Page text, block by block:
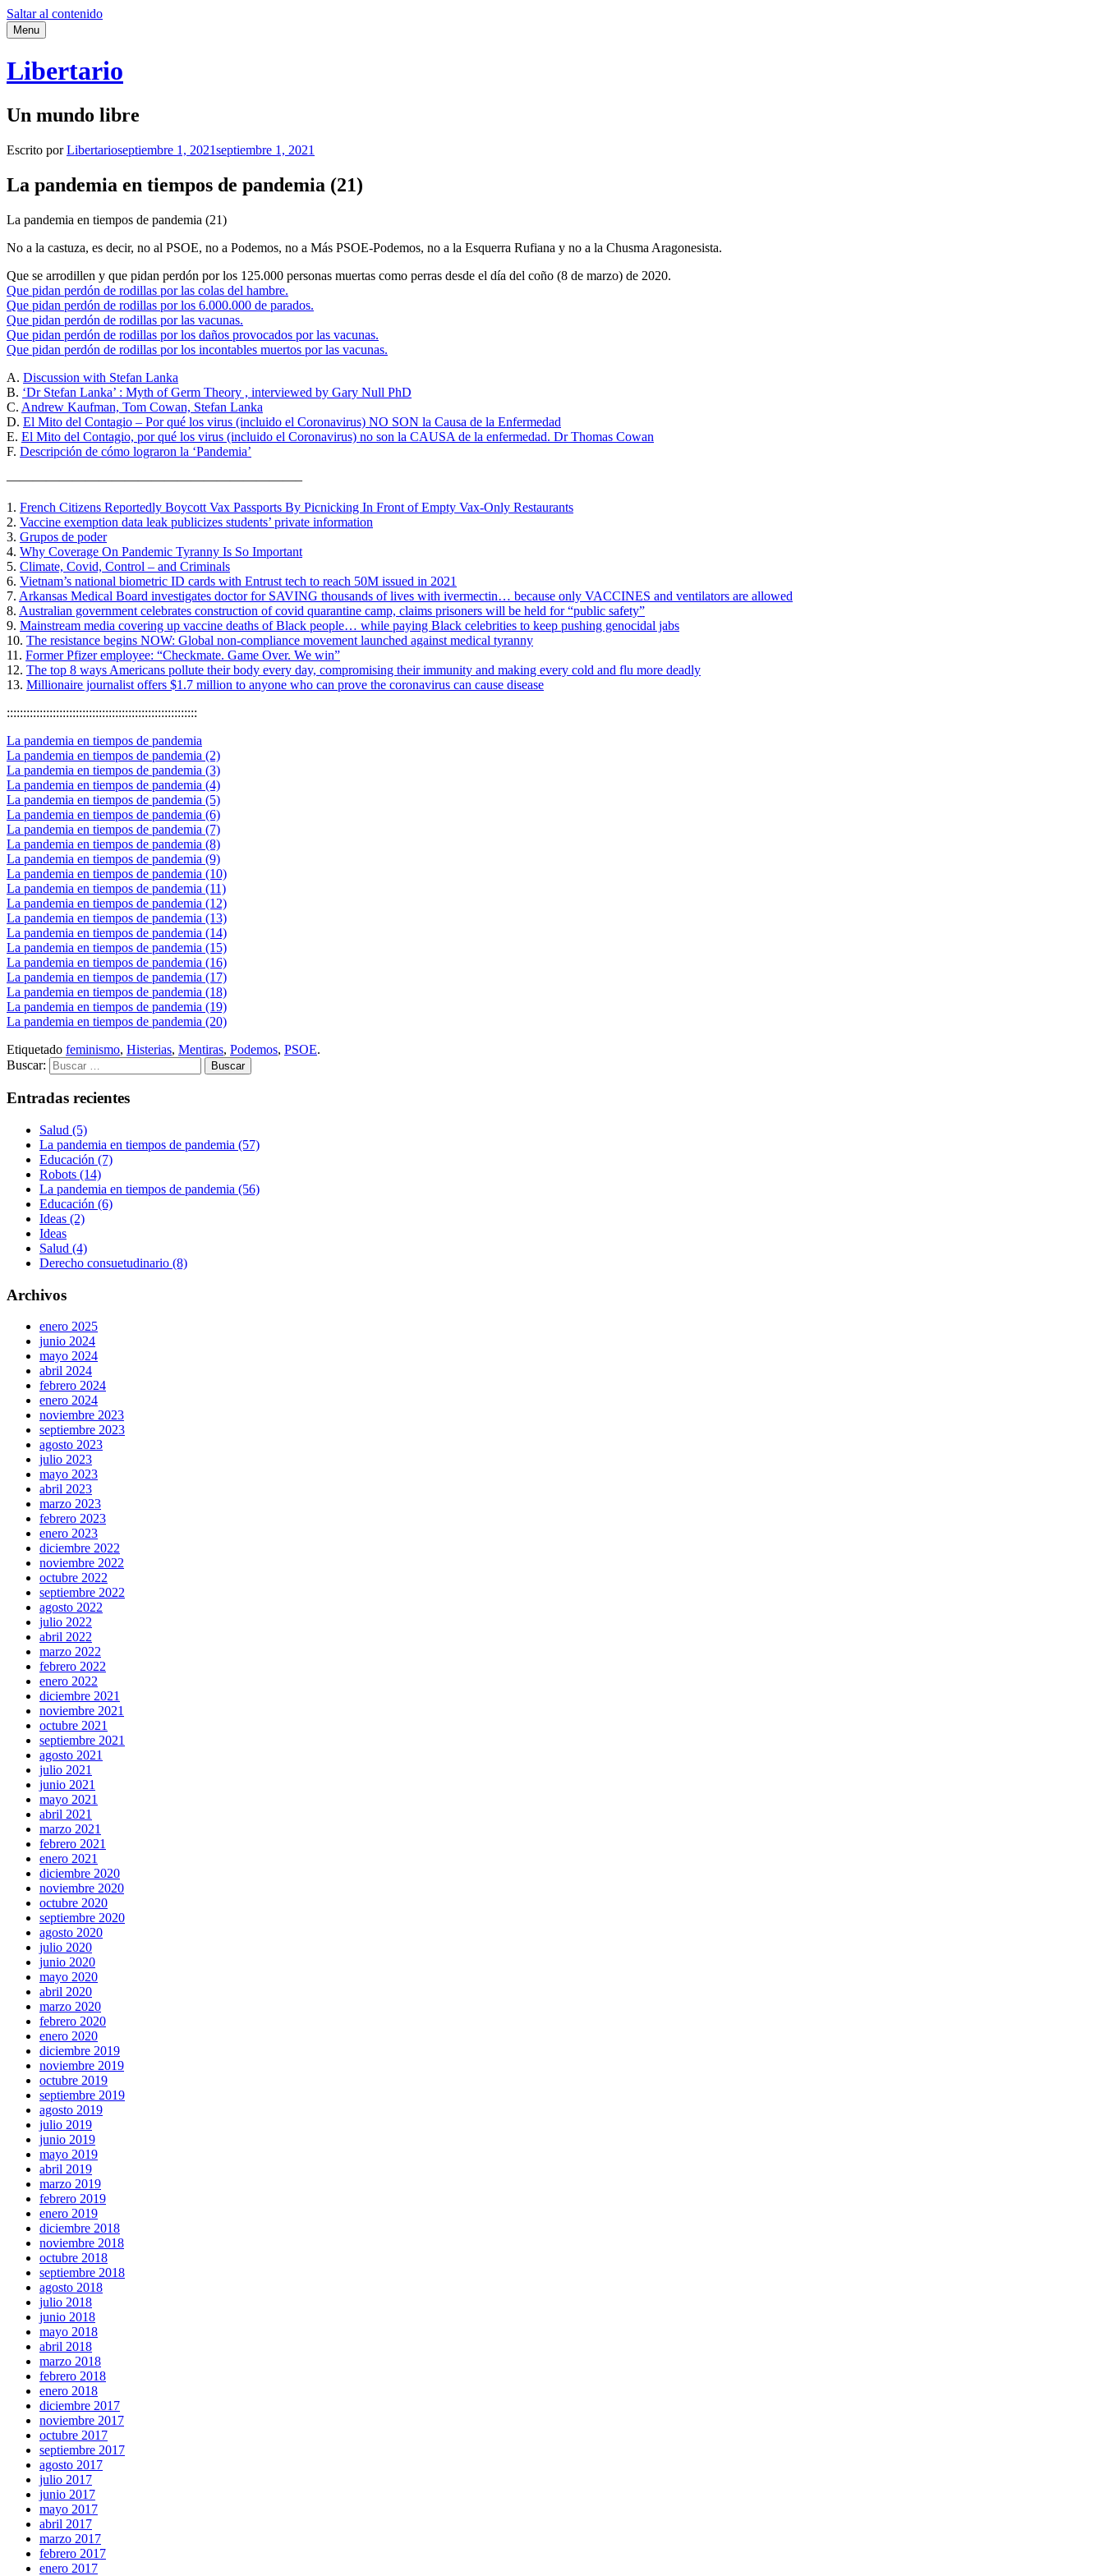
Saltar al contenido
Menu
Libertario
Un mundo libre
Escrito porLibertarioseptiembre 1, 2021septiembre 1, 2021
La pandemia en tiempos de pandemia (21)
La pandemia en tiempos de pandemia (21)
No a la castuza, es decir, no al PSOE, no a Podemos, no a Más PSOE-Podemos, no a la Esquerra Rufiana y no a la Chusma Aragonesista.
Que se arrodillen y que pidan perdón por los 125.000 personas muertas como perras desde el día del coño (8 de marzo) de 2020.
Que pidan perdón de rodillas por las colas del hambre.
Que pidan perdón de rodillas por los 6.000.000 de parados.
Que pidan perdón de rodillas por las vacunas.
Que pidan perdón de rodillas por los daños provocados por las vacunas.
Que pidan perdón de rodillas por los incontables muertos por las vacunas.
A. Discussion with Stefan Lanka
B. ‘Dr Stefan Lanka’ : Myth of Germ Theory , interviewed by Gary Null PhD
C. Andrew Kaufman, Tom Cowan, Stefan Lanka
D. El Mito del Contagio – Por qué los virus (incluido el Coronavirus) NO SON la Causa de la Enfermedad
E. El Mito del Contagio, por qué los virus (incluido el Coronavirus) no son la CAUSA de la enfermedad. Dr Thomas Cowan
F. Descripción de cómo lograron la ‘Pandemia’
——————————————————————–
1. French Citizens Reportedly Boycott Vax Passports By Picnicking In Front of Empty Vax-Only Restaurants
2. Vaccine exemption data leak publicizes students’ private information
3. Grupos de poder
4. Why Coverage On Pandemic Tyranny Is So Important
5. Climate, Covid, Control – and Criminals
6. Vietnam’s national biometric ID cards with Entrust tech to reach 50M issued in 2021
7. Arkansas Medical Board investigates doctor for SAVING thousands of lives with ivermectin… because only VACCINES and ventilators are allowed
8. Australian government celebrates construction of covid quarantine camp, claims prisoners will be held for “public safety”
9. Mainstream media covering up vaccine deaths of Black people… while paying Black celebrities to keep pushing genocidal jabs
10. The resistance begins NOW: Global non-compliance movement launched against medical tyranny
11. Former Pfizer employee: “Checkmate. Game Over. We win”
12. The top 8 ways Americans pollute their body every day, compromising their immunity and making every cold and flu more deadly
13. Millionaire journalist offers $1.7 million to anyone who can prove the coronavirus can cause disease
::::::::::::::::::::::::::::::::::::::::::::::::::::::::::
La pandemia en tiempos de pandemia
La pandemia en tiempos de pandemia (2)
La pandemia en tiempos de pandemia (3)
La pandemia en tiempos de pandemia (4)
La pandemia en tiempos de pandemia (5)
La pandemia en tiempos de pandemia (6)
La pandemia en tiempos de pandemia (7)
La pandemia en tiempos de pandemia (8)
La pandemia en tiempos de pandemia (9)
La pandemia en tiempos de pandemia (10)
La pandemia en tiempos de pandemia (11)
La pandemia en tiempos de pandemia (12)
La pandemia en tiempos de pandemia (13)
La pandemia en tiempos de pandemia (14)
La pandemia en tiempos de pandemia (15)
La pandemia en tiempos de pandemia (16)
La pandemia en tiempos de pandemia (17)
La pandemia en tiempos de pandemia (18)
La pandemia en tiempos de pandemia (19)
La pandemia en tiempos de pandemia (20)
Etiquetado feminismo, Histerias, Mentiras, Podemos, PSOE.
Buscar:
Entradas recientes
Salud (5)
La pandemia en tiempos de pandemia (57)
Educación (7)
Robots (14)
La pandemia en tiempos de pandemia (56)
Educación (6)
Ideas (2)
Ideas
Salud (4)
Derecho consuetudinario (8)
Archivos
enero 2025
junio 2024
mayo 2024
abril 2024
febrero 2024
enero 2024
noviembre 2023
septiembre 2023
agosto 2023
julio 2023
mayo 2023
abril 2023
marzo 2023
febrero 2023
enero 2023
diciembre 2022
noviembre 2022
octubre 2022
septiembre 2022
agosto 2022
julio 2022
abril 2022
marzo 2022
febrero 2022
enero 2022
diciembre 2021
noviembre 2021
octubre 2021
septiembre 2021
agosto 2021
julio 2021
junio 2021
mayo 2021
abril 2021
marzo 2021
febrero 2021
enero 2021
diciembre 2020
noviembre 2020
octubre 2020
septiembre 2020
agosto 2020
julio 2020
junio 2020
mayo 2020
abril 2020
marzo 2020
febrero 2020
enero 2020
diciembre 2019
noviembre 2019
octubre 2019
septiembre 2019
agosto 2019
julio 2019
junio 2019
mayo 2019
abril 2019
marzo 2019
febrero 2019
enero 2019
diciembre 2018
noviembre 2018
octubre 2018
septiembre 2018
agosto 2018
julio 2018
junio 2018
mayo 2018
abril 2018
marzo 2018
febrero 2018
enero 2018
diciembre 2017
noviembre 2017
octubre 2017
septiembre 2017
agosto 2017
julio 2017
junio 2017
mayo 2017
abril 2017
marzo 2017
febrero 2017
enero 2017